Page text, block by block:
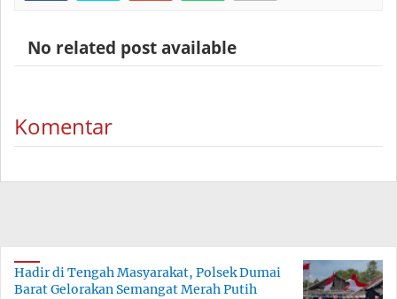
No related post available
Komentar
Hadir di Tengah Masyarakat, Polsek Dumai
Barat Gelorakan Semangat Merah Putih